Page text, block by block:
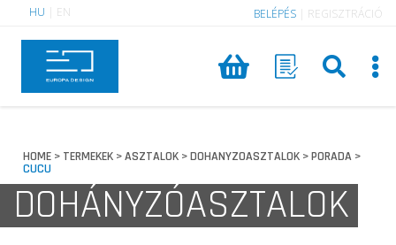
HU EN BELÉPÉS REGISZTRÁCIÓ
HOME > TERMEKEK >ASZTALOK >DOHANYZOASZTALOK >PORADA >
CUCU
DOHÁNYZÓASZTALOK